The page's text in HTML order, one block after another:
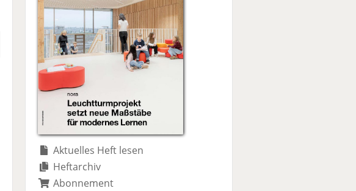
Aktuelles Heft lesen
Heftarchiv
Abonnement